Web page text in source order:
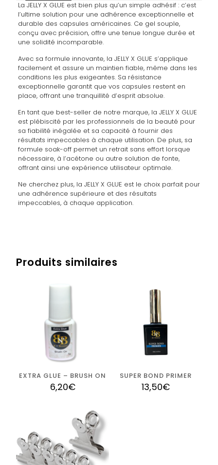
La JELLY X GLUE est bien plus qu’un simple adhésif : c’est
l’ultime solution pour une adhérence exceptionnelle et
durable des capsules américaines. Ce gel souple,
conçu avec précision, offre une tenue longue durée et
une solidité incomparable.
Avec sa formule innovante, la JELLY X GLUE s’applique
facilement et assure un maintien fiable, même dans les
conditions les plus exigeantes. Sa résistance
exceptionnelle garantit que vos capsules restent en
place, offrant une tranquillité d’esprit absolue.
En tant que best-seller de notre marque, la JELLY X GLUE
est plébiscité par les professionnels de la beauté pour
sa fiabilité inégalée et sa capacité à fournir des
résultats impeccables à chaque utilisation. De plus, sa
formule soak-off permet un retrait sans effort lorsque
nécessaire, à l’acétone ou autre solution de fonte,
offrant ainsi une expérience utilisateur optimale.
Ne cherchez plus, la JELLY X GLUE est le choix parfait pour
une adhérence supérieure et des résultats
impeccables, à chaque application.
Lydie Christine(client
confirmé) – 19 août 2024
Vraiment un produit de bonne qualité ! Je suis
Ajouter un Avis
Vous devez être
Produits similaires
EXTRA GLUE – BRUSH ON
6,20€
SUPER BOND PRIMER
13,50€